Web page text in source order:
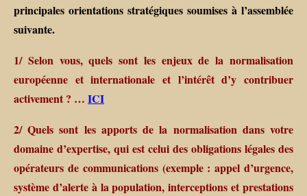
principales orientations stratégiques soumises à l’assemblée
suivante.
1/ Selon vous, quels sont les enjeux de la normalisation
européenne et internationale et l’intérêt d’y contribuer
activement ? … ICI
2/ Quels sont les apports de la normalisation dans votre
domaine d’expertise, qui est celui des obligations légales des
opérateurs de communications (exemple : appel d’urgence,
système d’alerte à la population, interceptions et prestations